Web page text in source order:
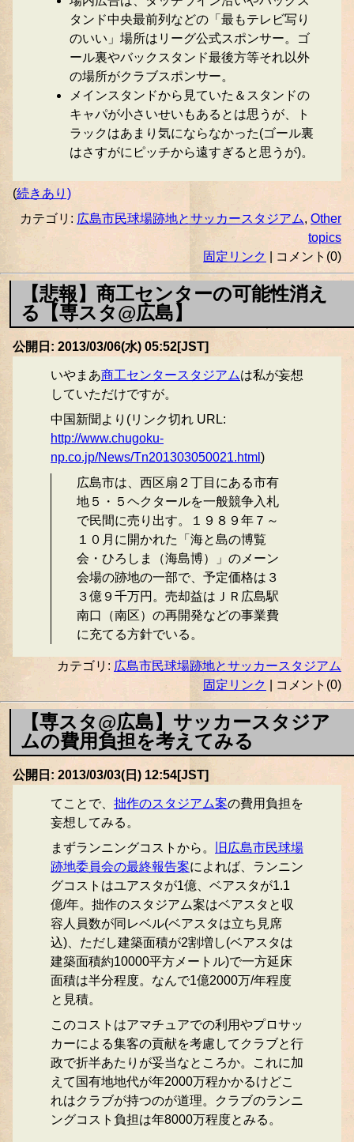
タンド中央最前列などの「最もテレビ写り
のいい」場所はリーグ公式スポンサー。ゴ
ール裏やバックスタンド最後方等それ以外
の場所がクラブスポンサー。
メインスタンドから見ていた＆スタンドの
キャパが小さいせいもあるとは思うが、ト
ラックはあまり気にならなかった(ゴール裏
はさすがにピッチから遠すぎると思うが)。
(続きあり)
カテゴリ: 広島市民球場跡地とサッカースタジアム, Other
topics
固定リンク
| コメント(0)
【悲報】商工センターの可能性消え
る【専スタ@広島】
公開日: 2013/03/06(水) 05:52[JST]
いやまあ商工センタースタジアムは私が妄想
していただけですが。
中国新聞より(リンク切れ URL:
http://www.chugoku-
np.co.jp/News/Tn201303050021.html )
広島市は、西区扇２丁目にある市有
地５・５ヘクタールを一般競争入札
で民間に売り出す。１９８９年７～
１０月に開かれた「海と島の博覧
会・ひろしま（海島博）」のメーン
会場の跡地の一部で、予定価格は３
３億９千万円。売却益はＪＲ広島駅
南口（南区）の再開発などの事業費
に充てる方針でいる。
カテゴリ: 広島市民球場跡地とサッカースタジアム
固定リンク
| コメント(0)
【専スタ@広島】サッカースタジア
ムの費用負担を考えてみる
公開日: 2013/03/03(日) 12:54[JST]
てことで、 拙作のスタジアム案の費用負担を
妄想してみる。
まずランニングコストから。
旧広島市民球場
跡地委員会の最終報告案によれば、ランニン
グコストはユアスタが1億、ベアスタが1.1
億/年。拙作のスタジアム案はベアスタと収
容人員数が同レベル(ベアスタは立ち見席
込)、ただし建築面積が2割増し(ベアスタは
建築面積約10000平方メートル)で一方延床
面積は半分程度。なんで1億2000万/年程度
と見積。
このコストはアマチュアでの利用やプロサッ
カーによる集客の貢献を考慮してクラブと行
政で折半あたりが妥当なところか。これに加
えて国有地地代が年2000万程かかるけどこ
れはクラブが持つのが道理。クラブのランニ
ングコスト負担は年8000万程度とみる。